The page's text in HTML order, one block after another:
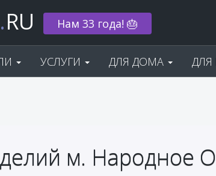
RU Нам 33 года! 🎂
УСЛУГИ ДЛЯ ДОМА ДЛЯ
м. Народное